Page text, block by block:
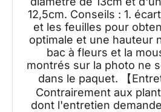
12,5cm. Conseils : 1.
et les feuilles pour
optimale et une hauteur
bac à fleurs et la
montrés sur la photo ne
dans le paquet. 【
Contrairement aux
dont l'entretien